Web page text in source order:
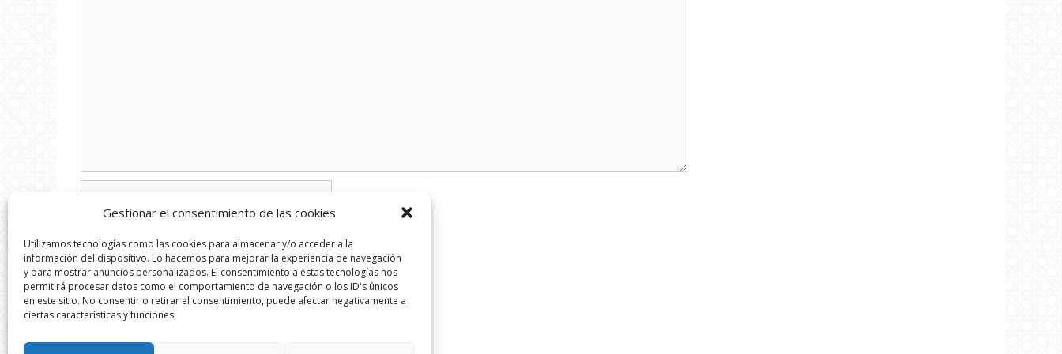
Gestionar el consentimiento de las cookies
Utilizamos tecnologías como las cookies para almacenar y/o acceder a la
información del dispositivo. Lo hacemos para mejorar la experiencia de navegación
y para mostrar anuncios personalizados. El consentimiento a estas tecnologías nos
permitirá procesar datos como el comportamiento de navegación o los ID's únicos
en este sitio. No consentir o retirar el consentimiento, puede afectar negativamente a
ciertas características y funciones.
Nombre
Correo
electrónico
Web